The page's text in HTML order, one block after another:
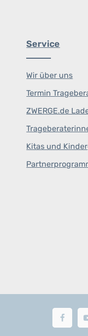
Service
Wir über uns
Termin
ZWERGE.de
Kitas und